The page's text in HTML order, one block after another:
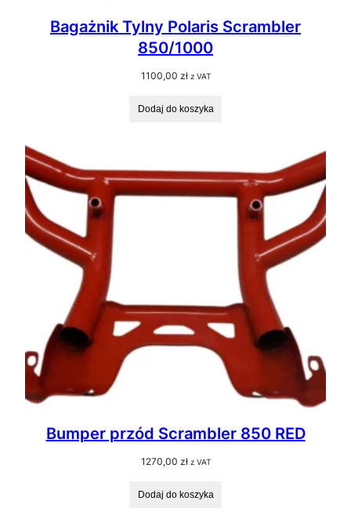
Bagażnik Tylny Polaris Scrambler
850/1000
1100,00 zł z VAT
Dodaj do koszyka
Bumper przód Scrambler 850 RED
1270,00 zł z VAT
Dodaj do koszyka